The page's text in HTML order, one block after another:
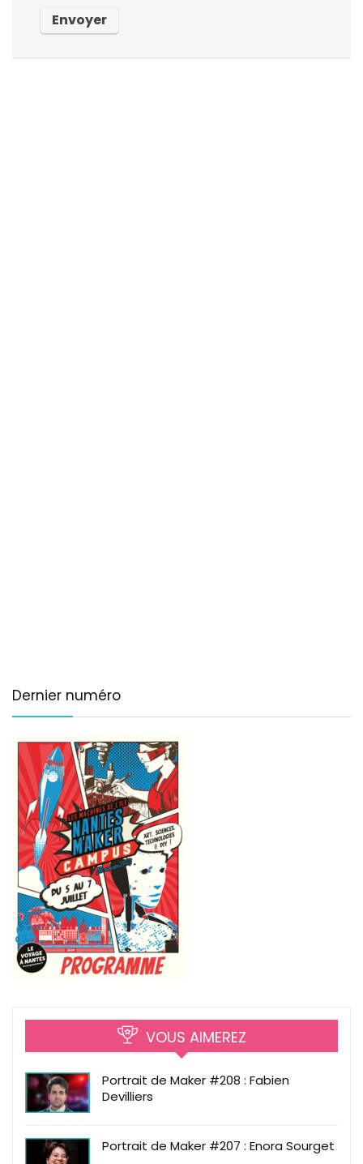
Dernier numéro
VOUS AIMEREZ
Portrait de Maker #208 : Fabien
Devilliers
Portrait de Maker #207 : Enora Sourget